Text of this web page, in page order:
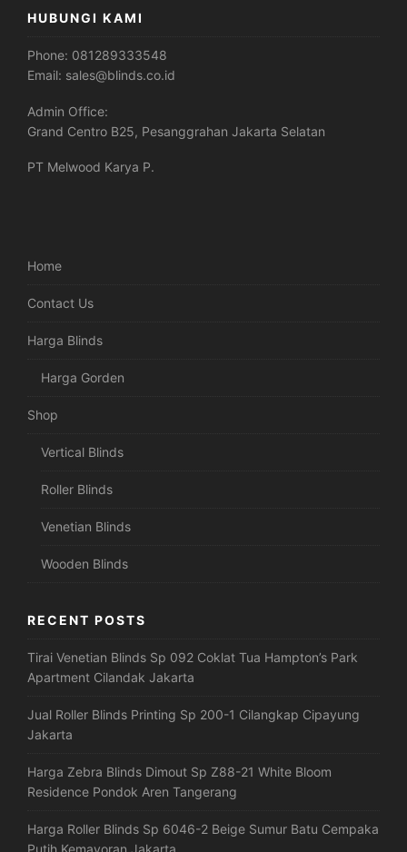
HUBUNGI KAMI
Phone: 081289333548
Email: sales@blinds.co.id
Admin Office:
Grand Centro B25, Pesanggrahan Jakarta Selatan
PT Melwood Karya P.
Home
Contact Us
Harga Blinds
Harga Gorden
Shop
Vertical Blinds
Roller Blinds
Venetian Blinds
Wooden Blinds
RECENT POSTS
Tirai Venetian Blinds Sp 092 Coklat Tua Hampton’s Park
Apartment Cilandak Jakarta
Jual Roller Blinds Printing Sp 200-1 Cilangkap Cipayung
Jakarta
Harga Zebra Blinds Dimout Sp Z88-21 White Bloom
Residence Pondok Aren Tangerang
Harga Roller Blinds Sp 6046-2 Beige Sumur Batu Cempaka
Putih Kemayoran Jakarta